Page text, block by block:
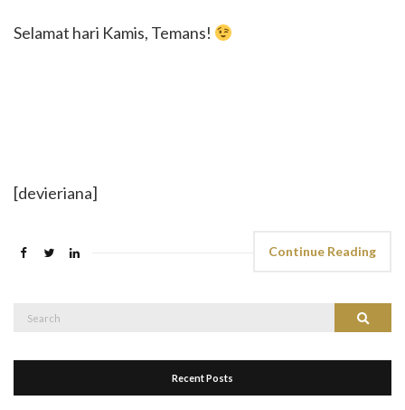
Selamat hari Kamis, Temans!
[devieriana]
Continue Reading
Search
Search
Recent Posts